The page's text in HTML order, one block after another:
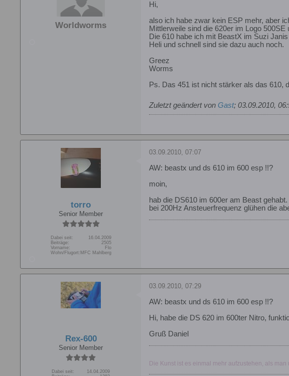
Worldworms
Hi,
also ich habe zwar kein ESP mehr, aber
Mittlerweile sind die 620er im Logo
Die 610 habe ich mit BeastX im Suzi
Heli und schnell sind sie dazu auch noch.
Greez
Worms
Ps. Das 451 ist nicht stärker als das 610,
Zuletzt geändert von Gast; 03.09.2010,
torro
Senior Member
Dabei seit:
16.04.2009
Beiträge:
2505
Vorname:
Flo
Wohn/Flugort: MFC Mahlberg
03.09.2010, 07:07
AW: beastx und ds 610 im 600 esp !!?
moin,
hab die DS610 im 600er am Beast
bei 200Hz Ansteuerfrequenz glühen die
Rex-600
Senior Member
Dabei seit:
14.04.2009
03.09.2010, 07:29
AW: beastx und ds 610 im 600 esp !!?
Hi, habe die DS 620 im 600ter Nitro,
Gruß Daniel
Die Kunst ist es einmal mehr aufzustehen, als man